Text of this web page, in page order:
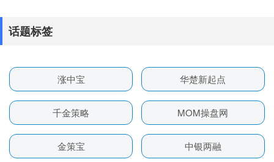
话题标签
涨中宝 华楚新起点
千金策略 MOM操盘网
金策宝 中银两融